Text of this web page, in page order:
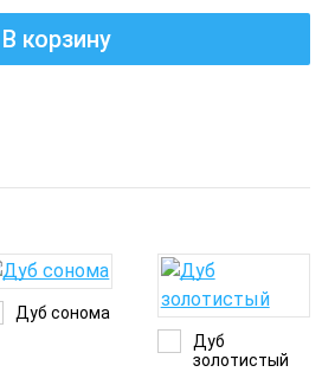
В корзину
Дуб сонома
Дуб
золотистый